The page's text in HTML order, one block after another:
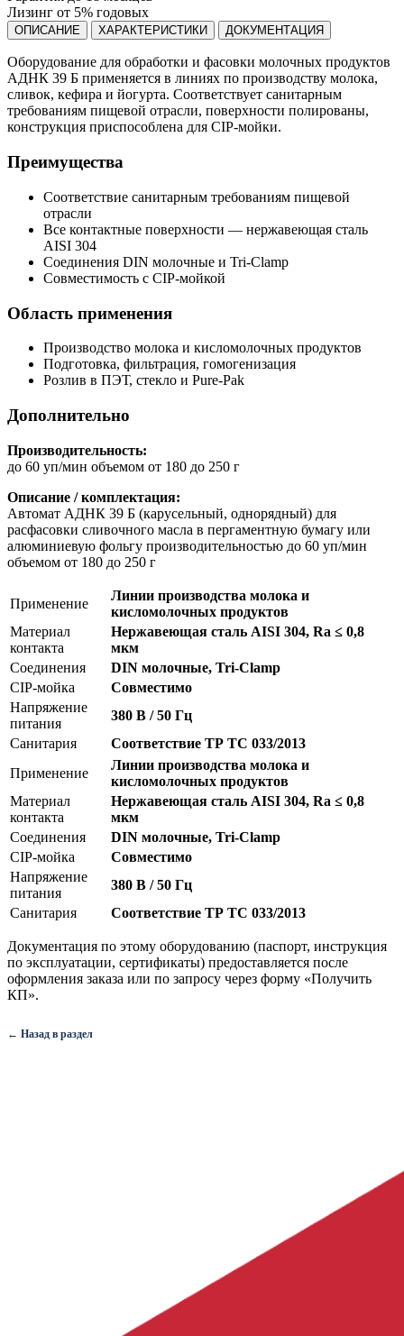
Лизинг от 5% годовых
ОПИСАНИЕ ХАРАКТЕРИСТИКИ ДОКУМЕНТАЦИЯ
Оборудование для обработки и фасовки молочных продуктов
АДНК 39 Б применяется в линиях по производству молока,
сливок, кефира и йогурта. Соответствует санитарным
требованиям пищевой отрасли, поверхности полированы,
конструкция приспособлена для CIP-мойки.
Преимущества
Соответствие санитарным требованиям пищевой
отрасли
Все контактные поверхности — нержавеющая сталь
AISI 304
Соединения DIN молочные и Tri-Clamp
Совместимость с CIP-мойкой
Область применения
Производство молока и кисломолочных продуктов
Подготовка, фильтрация, гомогенизация
Розлив в ПЭТ, стекло и Pure-Pak
Дополнительно
Производительность:
до 60 уп/мин объемом от 180 до 250 г
Описание / комплектация:
Автомат АДНК 39 Б (карусельный, однорядный) для
расфасовки сливочного масла в пергаментную бумагу или
алюминиевую фольгу производительностью до 60 уп/мин
объемом от 180 до 250 г
Применение
Линии производства молока и
кисломолочных продуктов
Материал
контакта
Нержавеющая сталь AISI 304, Ra ≤ 0,8
мкм
Соединения
DIN молочные, Tri-Clamp
CIP-мойка
Совместимо
Напряжение
питания
380 В / 50 Гц
Санитария
Соответствие ТР ТС 033/2013
Применение
Линии производства молока и
кисломолочных продуктов
Материал
контакта
Нержавеющая сталь AISI 304, Ra ≤ 0,8
мкм
Соединения
DIN молочные, Tri-Clamp
CIP-мойка
Совместимо
Напряжение
питания
380 В / 50 Гц
Санитария
Соответствие ТР ТС 033/2013
Документация по этому оборудованию (паспорт, инструкция
по эксплуатации, сертификаты) предоставляется после
оформления заказа или по запросу через форму «Получить
КП».
← Назад в раздел